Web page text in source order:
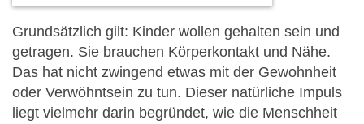
Grundsätzlich gilt: Kinder wollen gehalten sein und
getragen. Sie brauchen Körperkontakt und Nähe.
Das hat nicht zwingend etwas mit der Gewohnheit
oder Verwöhntsein zu tun. Dieser natürliche Impuls
liegt vielmehr darin begründet, wie die Menschheit